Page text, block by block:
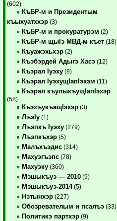
(602)
КъБР-м и Президентым
къыхуатххэр (3)
КъБР-м и прокуратурэм (2)
КъБР-м щыIэ МВД-м къет (18)
Къуажэхьхэр (2)
Къэбэрдей Адыгэ Хасэ (12)
Къэрал Iуэху (9)
Къэрал IуэхущIапIэхэм (11)
Къэрал къулыкъущIапIэхэр
(58)
КъэхъукъащIэхэр (3)
ЛъэIу (1)
Лъэпкъ Iуэху (279)
Лъэпкъхэр (5)
Малъхъэдис (314)
Махуэгъэпс (78)
Махуэку (360)
Мэшыкъуэ — 2010 (9)
Мэшыкъуэ-2014(5)
Нэтынхэр (227)
Обозревателым и псалъэ (33)
Политикэ партхэр (9)